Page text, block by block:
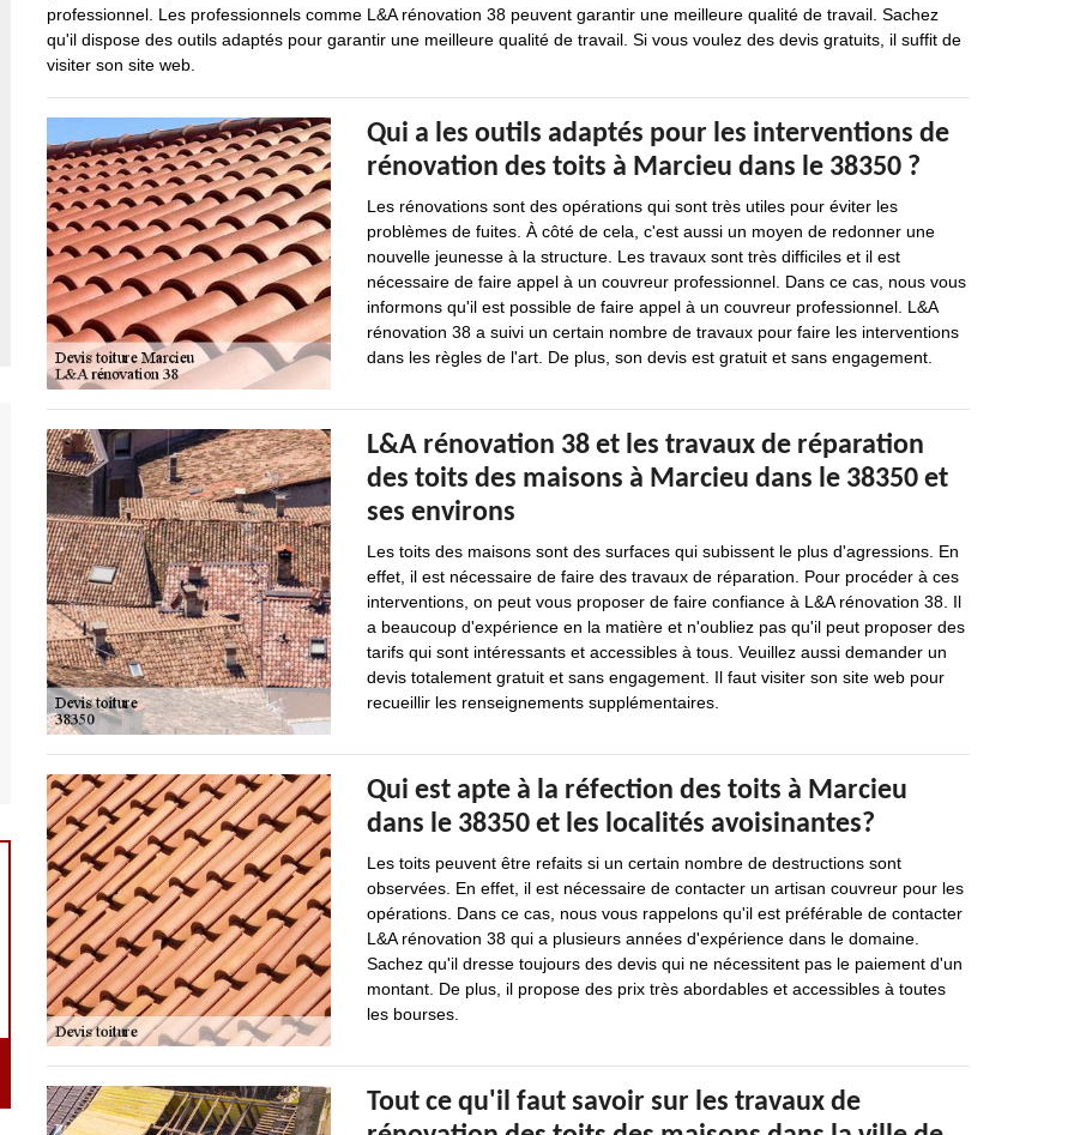
professionnel. Les professionnels comme L&A rénovation 38 peuvent garantir une meilleure qualité de travail. Sachez
qu'il dispose des outils adaptés pour garantir une meilleure qualité de travail. Si vous voulez des devis gratuits, il suffit de
visiter son site web.
Qui a les outils adaptés pour les interventions de
rénovation des toits à Marcieu dans le 38350 ?
Les rénovations sont des opérations qui sont très utiles pour éviter les
problèmes de fuites. À côté de cela, c'est aussi un moyen de redonner une
nouvelle jeunesse à la structure. Les travaux sont très difficiles et il est
nécessaire de faire appel à un couvreur professionnel. Dans ce cas, nous vous
informons qu'il est possible de faire appel à un couvreur professionnel. L&A
rénovation 38 a suivi un certain nombre de travaux pour faire les interventions
dans les règles de l'art. De plus, son devis est gratuit et sans engagement.
L&A rénovation 38 et les travaux de réparation
des toits des maisons à Marcieu dans le 38350 et
ses environs
Les toits des maisons sont des surfaces qui subissent le plus d'agressions. En
effet, il est nécessaire de faire des travaux de réparation. Pour procéder à ces
interventions, on peut vous proposer de faire confiance à L&A rénovation 38. Il
a beaucoup d'expérience en la matière et n'oubliez pas qu'il peut proposer des
tarifs qui sont intéressants et accessibles à tous. Veuillez aussi demander un
devis totalement gratuit et sans engagement. Il faut visiter son site web pour
recueillir les renseignements supplémentaires.
Qui est apte à la réfection des toits à Marcieu
dans le 38350 et les localités avoisinantes?
Les toits peuvent être refaits si un certain nombre de destructions sont
observées. En effet, il est nécessaire de contacter un artisan couvreur pour les
opérations. Dans ce cas, nous vous rappelons qu'il est préférable de contacter
L&A rénovation 38 qui a plusieurs années d'expérience dans le domaine.
Sachez qu'il dresse toujours des devis qui ne nécessitent pas le paiement d'un
montant. De plus, il propose des prix très abordables et accessibles à toutes
les bourses.
Tout ce qu'il faut savoir sur les travaux de